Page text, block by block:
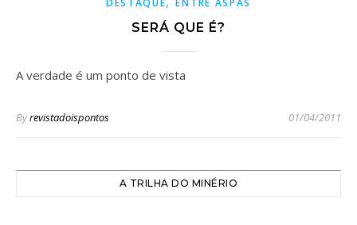
SERÁ QUE É?
A verdade é um ponto de vista
Byrevistadoispontos 01/04/2011
A TRILHA DO MINÉRIO